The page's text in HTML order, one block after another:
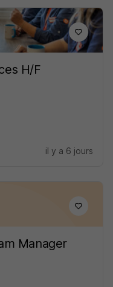
H/F
il y a 6 jours
Manager